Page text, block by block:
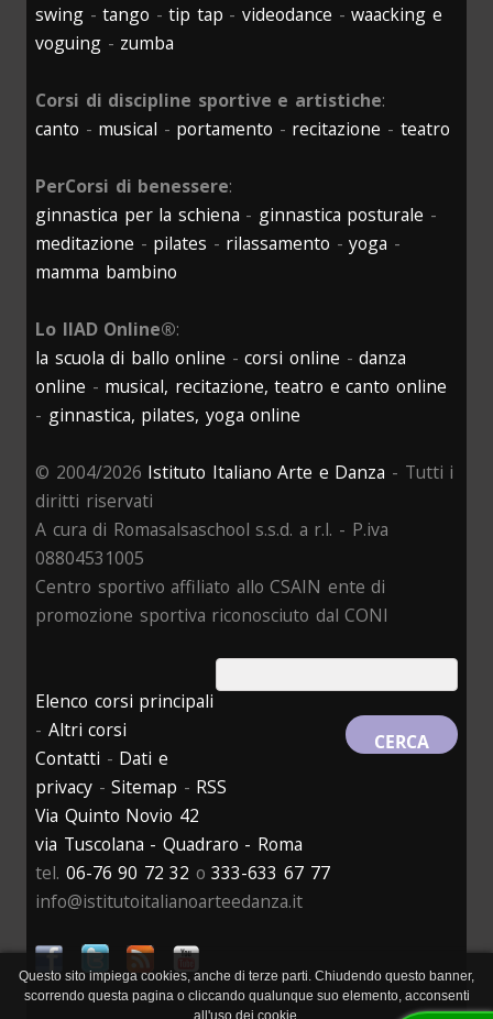
swing -tango -tip tap -videodance -waacking e
voguing - zumba
Corsi di discipline sportive e artistiche:
canto - musical - portamento - recitazione - teatro
PerCorsi di benessere:
ginnastica per la schiena - ginnastica posturale -
meditazione - pilates - rilassamento -yoga -
mamma bambino
Lo IIAD Online®:
la scuola di ballo online -corsi online -danza
online - musical, recitazione, teatro e canto online
- ginnastica, pilates, yoga online
© 2004/2026 Istituto Italiano Arte e Danza - Tutti i
diritti riservati
A cura di Romasalsaschool s.s.d. a r.l. - P.iva
08804531005
Centro sportivo affiliato allo CSAIN ente di
promozione sportiva riconosciuto dal CONI
Elenco corsi principali
- Altri corsi
Contatti - Dati e
privacy -Sitemap - RSS
Via Quinto Novio 42
via Tuscolana - Quadraro - Roma
tel. 06-76 90 72 32 o333-633 67 77
info@istitutoitalianoarteedanza.it
Questo sito impiega cookies, anche di terze parti. Chiudendo questo banner,
scorrendo questa pagina o cliccando qualunque suo elemento, acconsenti
all'uso dei cookie.